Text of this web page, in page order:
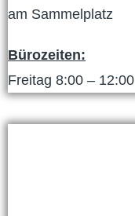
am Sammelplatz
Bürozeiten:
Freitag 8:00 – 12:00